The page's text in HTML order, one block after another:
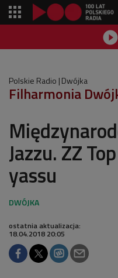

Polskie Radio Dwójka
Filharmonia
Jazzu. ZZ
yassu
ostatnia aktualizacja:
18.04.2018 20:05